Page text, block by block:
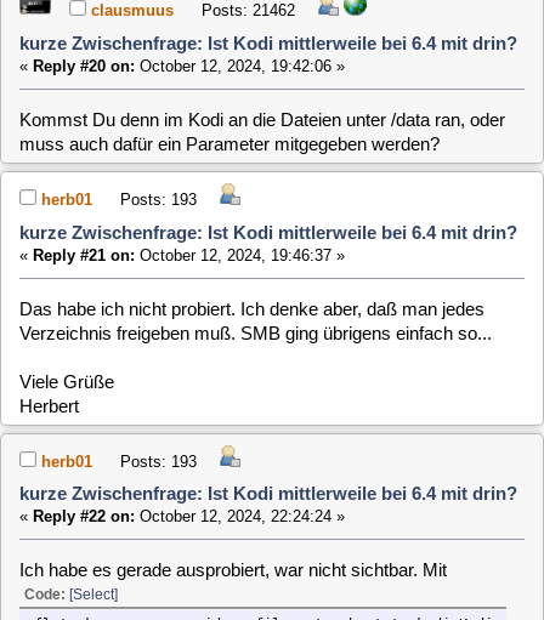
Ich habe es gerade ausprobiert, war nicht sichtbar. Mit
ist dann aber alles inklusive data da und Aufnahmen unter
/data/tv können abgespielt werden
Viele Grüße
Herbert
1 [2] MLD-6.x / General / kurze Zwischenfrage:
Jump to:
Home Up Next Page
0 Members and 1 Guest are viewing this topic.